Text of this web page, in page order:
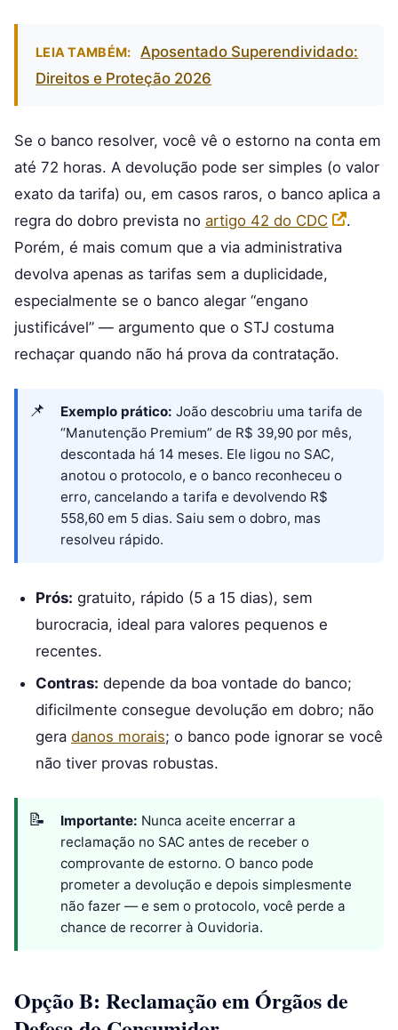
LEIA TAMBÉM:
Aposentado Superendividado:
Direitos e Proteção 2026
Se o banco resolver, você vê o estorno na conta em
até 72 horas. A devolução pode ser simples (o valor
exato da tarifa) ou, em casos raros, o banco aplica a
regra do dobro prevista no artigo 42 do CDC
.
Porém, é mais comum que a via administrativa
devolva apenas as tarifas sem a duplicidade,
especialmente se o banco alegar “engano
justificável” — argumento que o STJ costuma
rechaçar quando não há prova da contratação.
Exemplo prático: João descobriu uma tarifa de
“Manutenção Premium” de R$ 39,90 por mês,
descontada há 14 meses. Ele ligou no SAC,
anotou o protocolo, e o banco reconheceu o
erro, cancelando a tarifa e devolvendo R$
558,60 em 5 dias. Saiu sem o dobro, mas
resolveu rápido.
Prós: gratuito, rápido (5 a 15 dias), sem
burocracia, ideal para valores pequenos e
recentes.
Contras: depende da boa vontade do banco;
dificilmente consegue devolução em dobro; não
gera danos morais; o banco pode ignorar se você
não tiver provas robustas.
Importante: Nunca aceite encerrar a
reclamação no SAC antes de receber o
comprovante de estorno. O banco pode
prometer a devolução e depois simplesmente
não fazer — e sem o protocolo, você perde a
chance de recorrer à Ouvidoria.
Opção B: Reclamação em Órgãos de